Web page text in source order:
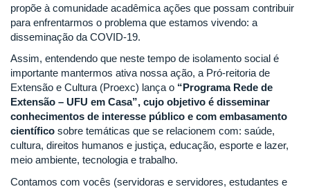
propõe à comunidade acadêmica ações que possam contribuir
para enfrentarmos o problema que estamos vivendo: a
disseminação da COVID-19.
Assim, entendendo que neste tempo de isolamento social é
importante mantermos ativa nossa ação, a Pró-reitoria de
Extensão e Cultura (Proexc) lança o “Programa Rede de
Extensão – UFU em Casa”, cujo objetivo é disseminar
conhecimentos de interesse público e com embasamento
científico sobre temáticas que se relacionem com: saúde,
cultura, direitos humanos e justiça, educação, esporte e lazer,
meio ambiente, tecnologia e trabalho.
Contamos com vocês (servidoras e servidores, estudantes e